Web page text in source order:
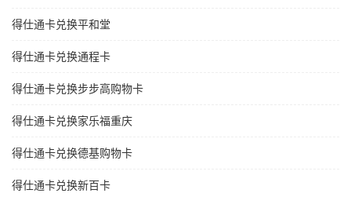
得仕通卡兑换平和堂
得仕通卡兑换通程卡
得仕通卡兑换步步高购物卡
得仕通卡兑换家乐福重庆
得仕通卡兑换德基购物卡
得仕通卡兑换新百卡